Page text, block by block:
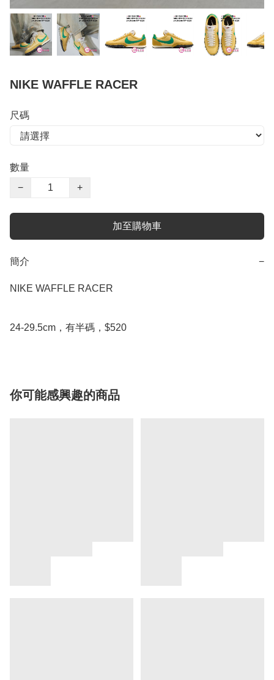
NIKE WAFFLE RACER
尺碼
數量
−
+
加至購物車
簡介 −
NIKE WAFFLE RACER
24-29.5cm，有半碼，$520
你可能感興趣的商品